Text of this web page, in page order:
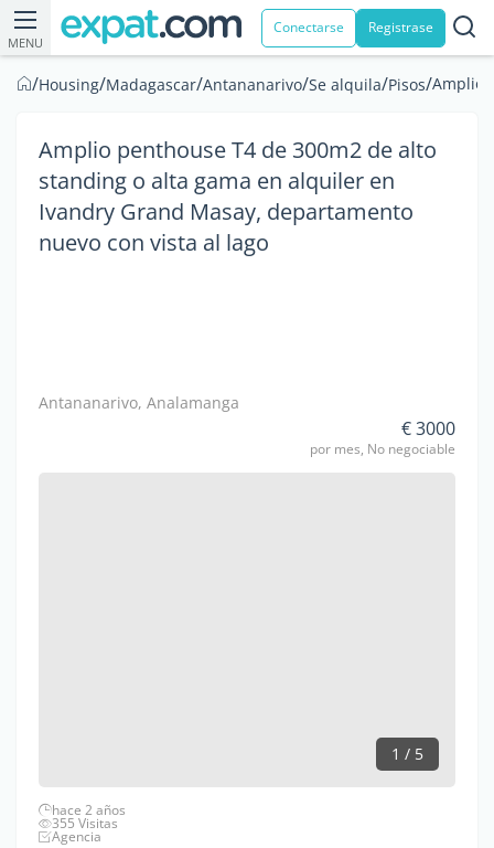
MENU
Conectarse Registrase
/Housing/Madagascar/Antananarivo/Se alquila/Pisos/Amplio
Amplio penthouse T4 de 300m2 de alto
standing o alta gama en alquiler en
Ivandry Grand Masay, departamento
nuevo con vista al lago
Antananarivo, Analamanga
€ 3000
por mes, No negociable
1 / 5
hace 2 años
355 Visitas
Agencia